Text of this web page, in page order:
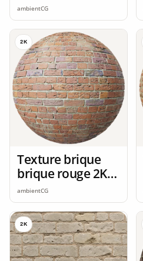
ambientCG
2K
Texture brique
brique rouge 2K
seamless
ambientCG
2K